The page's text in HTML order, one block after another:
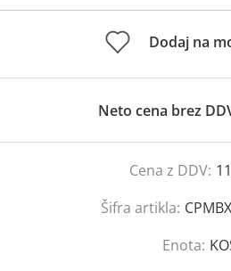
Dodaj na
Neto cena brez
Cena z DDV:
Šifra artikla:
Enota: